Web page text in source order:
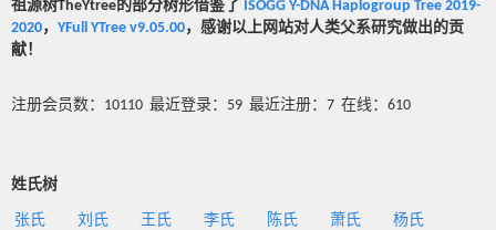
祖源树TheYtree的部分树形借鉴了 ISOGG Y-DNA Haplogroup Tree 2019-
2020， YFull YTree v9.05.00，感谢以上网站对人类父系研究做出的贡
献！
注册会员数：10110 最近登录：59 最近注册：7 在线：610
姓氏树
张氏 刘氏 王氏 李氏 陈氏 萧氏 杨氏